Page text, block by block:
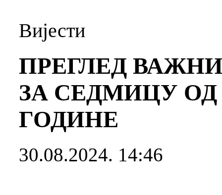
Вијести
ПРЕГЛЕД
ЗА СЕДМИЦУ ОД
ГОДИНЕ
30.08.2024. 14:46